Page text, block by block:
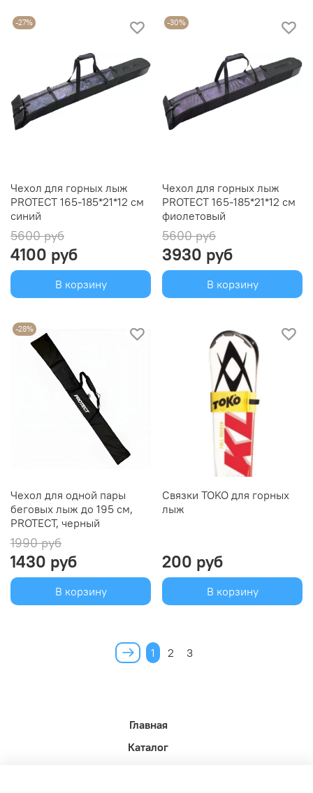
-27%
Чехол для горных лыж
PROTECT 165-185*21*12 см
синий
5600 руб
4100 руб
В корзину
-30%
Чехол для горных лыж
PROTECT 165-185*21*12 см
фиолетовый
5600 руб
3930 руб
В корзину
-28%
Чехол для одной пары
беговых лыж до 195 см,
PROTECT, черный
1990 руб
1430 руб
В корзину
Связки TOKO для горных
лыж
200 руб
В корзину
1 2 3
Главная
Каталог